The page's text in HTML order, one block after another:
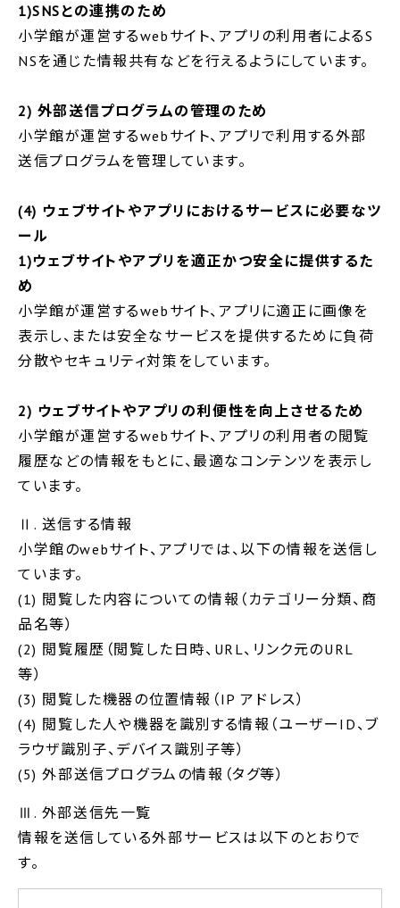
1)SNSとの連携のため
小学館が運営するwebサイト、アプリの利用者によるS
NSを通じた情報共有などを行えるようにしています。
2) 外部送信プログラムの管理のため
小学館が運営するwebサイト、アプリで利用する外部
送信プログラムを管理しています。
(4) ウェブサイトやアプリにおけるサービスに必要なツ
ール
1)ウェブサイトやアプリを適正かつ安全に提供するた
め
小学館が運営するwebサイト、アプリに適正に画像を
表示し、または安全なサービスを提供するために負荷
分散やセキュリティ対策をしています。
2) ウェブサイトやアプリの利便性を向上させるため
小学館が運営するwebサイト、アプリの利用者の閲覧
履歴などの情報をもとに、最適なコンテンツを表示し
ています。
Ⅱ. 送信する情報
小学館のwebサイト、アプリでは、以下の情報を送信し
ています。
(1) 閲覧した内容についての情報（カテゴリー分類、商
品名等）
(2) 閲覧履歴（閲覧した日時、URL、リンク元のURL
等）
(3) 閲覧した機器の位置情報（IP アドレス）
(4) 閲覧した人や機器を識別する情報（ユーザーID、ブ
ラウザ識別子、デバイス識別子等）
(5) 外部送信プログラムの情報（タグ等）
Ⅲ. 外部送信先一覧
情報を送信している外部サービスは以下のとおりで
す。